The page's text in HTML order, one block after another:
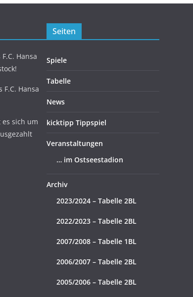
Hansa
Hansa
sich um
Seiten
Spiele
Tabelle
News
kicktipp Tippspiel
Veranstaltungen
… im Ostseestadion
Archiv
2023/2024 – Tabelle 2BL
2022/2023 – Tabelle 2BL
2007/2008 – Tabelle 1BL
2006/2007 – Tabelle 2BL
2005/2006 – Tabelle 2BL